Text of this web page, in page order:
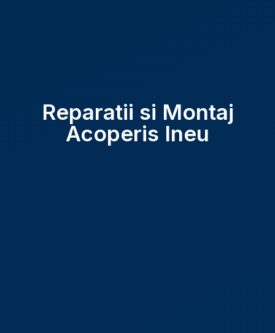
Reparatii si Montaj
Acoperis Ineu